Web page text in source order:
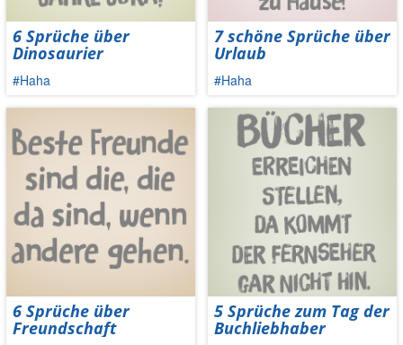
6 Sprüche über
Dinosaurier
#Haha
6 Sprüche über
Freundschaft
7 schöne Sprüche über
Urlaub
#Haha
5 Sprüche zum Tag der
Buchliebhaber